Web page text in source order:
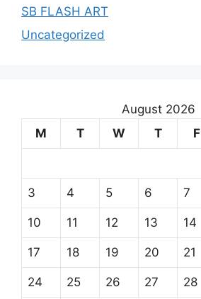
SB FLASH ART
Uncategorized
August 2026
M
T W T F
3 4 5 6 7
10 11 12 13 14
17 18 19 20 21
24 25 26 27 28